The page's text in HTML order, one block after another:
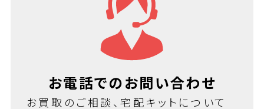
お電話でのお問い合わせ
お買取のご相談、宅配キットについて